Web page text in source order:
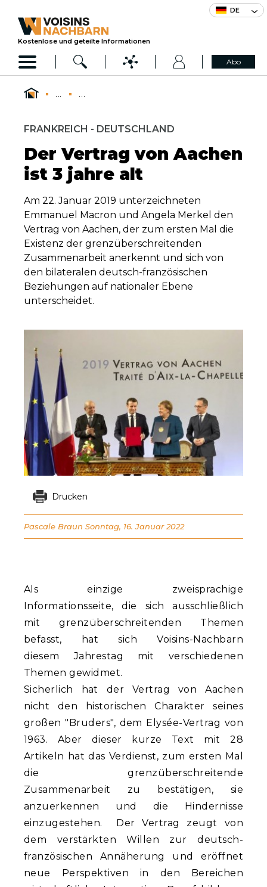
DE
Kostenlose und geteilte Informationen
Abo
... ...
FRANKREICH - DEUTSCHLAND
Der Vertrag von Aachen
ist 3 jahre alt
Am 22. Januar 2019 unterzeichneten
Emmanuel Macron und Angela Merkel den
Vertrag von Aachen, der zum ersten Mal die
Existenz der grenzüberschreitenden
Zusammenarbeit anerkennt und sich von
den bilateralen deutsch-französischen
Beziehungen auf nationaler Ebene
unterscheidet.
Als einzige zweisprachige
Informationsseite, die sich ausschließlich
mit grenzüberschreitenden Themen
befasst, hat sich Voisins-Nachbarn
diesem Jahrestag mit verschiedenen
Themen gewidmet.
Sicherlich hat der Vertrag von Aachen
nicht den historischen Charakter seines
großen "Bruders", dem Elysée-Vertrag von
1963. Aber dieser kurze Text mit 28
Artikeln hat das Verdienst, zum ersten Mal
die grenzüberschreitende
Zusammenarbeit zu bestätigen, sie
anzuerkennen und die Hindernisse
einzugestehen. Der Vertrag zeugt von
dem verstärkten Willen zur deutsch-
französischen Annäherung und eröffnet
neue Perspektiven in den Bereichen
Drucken
Pascale Braun Sonntag, 16. Januar 2022